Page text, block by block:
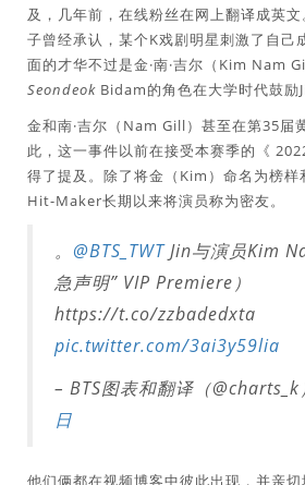
及，几年前，在线粉丝在网上翻译成英
子曾经承认，某个K戏剧明星刺激了自己
面的才华不过是金·南·吉尔（Kim Nam
Seondeok Bidam的角色在大学时代鼓励
金和南·吉尔（Nam Gill）甚至在第35届
此，这一事件以前在接受本赛季的《
得了提及。除了将金（Kim）命名为榜样
Hit-Maker长期以来将演员称为密友。
。 @BTS_TWTJin与演员Kim
急声明” VIP Premiere）
https://t.co/zzbadedxta
pic.twitter.com/3ai3y59lia
– BTS图表和翻译（@charts_k
日
他们俩都在视频博客中彼此出现，并亲